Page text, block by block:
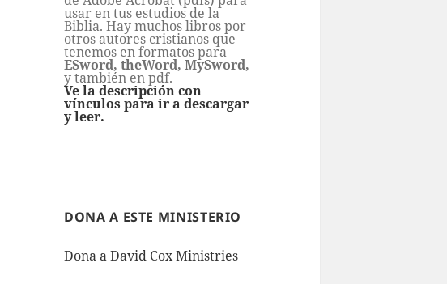
usar en tus estudios de la
Biblia. Hay muchos libros por
otros autores cristianos que
tenemos en formatos para
ESword, theWord, MySword,
y también en pdf.
Ve la descripción con
vínculos para ir a descargar
y leer.
DONA A ESTE MINISTERIO
Dona a David Cox Ministries